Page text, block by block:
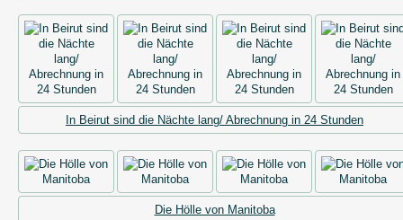
In Beirut sind die Nächte lang/ Abrechnung in 24 Stunden
Die Hölle von Manitoba